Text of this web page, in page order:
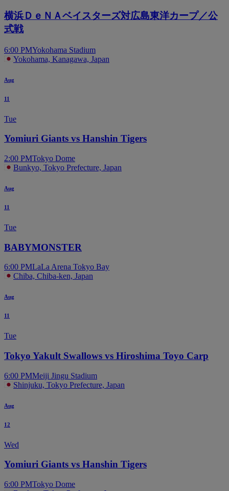
横浜ＤｅＮＡベイスターズ対広島東洋カープ／公
式戦
6:00 PMYokohama Stadium
Yokohama, Kanagawa, Japan
Aug
11
Tue
Yomiuri Giants vs Hanshin Tigers
2:00 PMTokyo Dome
Bunkyo, Tokyo Prefecture, Japan
Aug
11
Tue
BABYMONSTER
6:00 PMLaLa Arena Tokyo Bay
Chiba, Chiba-ken, Japan
Aug
11
Tue
Tokyo Yakult Swallows vs Hiroshima Toyo Carp
6:00 PMMeiji Jingu Stadium
Shinjuku, Tokyo Prefecture, Japan
Aug
12
Wed
Yomiuri Giants vs Hanshin Tigers
6:00 PMTokyo Dome